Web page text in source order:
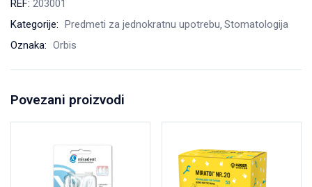
REF: 203001
Kategorije: Predmeti za jednokratnu upotrebu Stomatologija
Oznaka: Orbis
Povezani proizvodi